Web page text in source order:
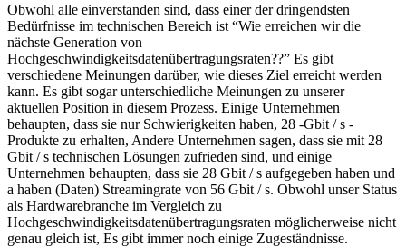
Obwohl alle einverstanden sind, dass einer der dringendsten
Bedürfnisse im technischen Bereich ist “Wie erreichen wir die
nächste Generation von
Hochgeschwindigkeitsdatenübertragungsraten??” Es gibt
verschiedene Meinungen darüber, wie dieses Ziel erreicht werden
kann. Es gibt sogar unterschiedliche Meinungen zu unserer
aktuellen Position in diesem Prozess. Einige Unternehmen
behaupten, dass sie nur Schwierigkeiten haben, 28 -Gbit / s -
Produkte zu erhalten, Andere Unternehmen sagen, dass sie mit 28
Gbit / s technischen Lösungen zufrieden sind, und einige
Unternehmen behaupten, dass sie 28 Gbit / s aufgegeben haben und
a haben (Daten) Streamingrate von 56 Gbit / s. Obwohl unser Status
als Hardwarebranche im Vergleich zu
Hochgeschwindigkeitsdatenübertragungsraten möglicherweise nicht
genau gleich ist, Es gibt immer noch einige Zugeständnisse.